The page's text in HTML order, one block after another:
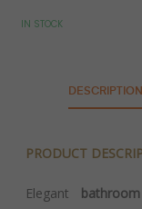
IN STOCK
DESCRIPTION
PRODUCT
Elegant